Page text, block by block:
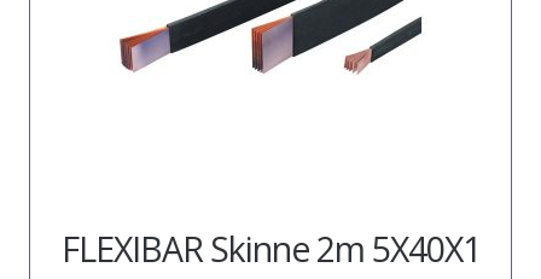
FLEXIBAR Skinne 2m 5X40X1